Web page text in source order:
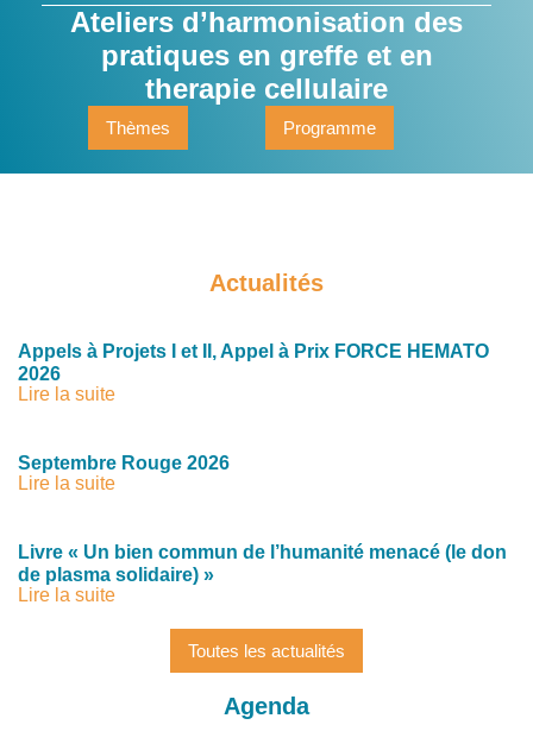
Ateliers d’harmonisation des
pratiques en greffe et en
therapie cellulaire
Thèmes Programme
Actualités
Appels à Projets I et II, Appel à Prix FORCE HEMATO
2026
Lire la suite
Septembre Rouge 2026
Lire la suite
Livre « Un bien commun de l’humanité menacé (le don
de plasma solidaire) »
Lire la suite
Toutes les actualités
Agenda